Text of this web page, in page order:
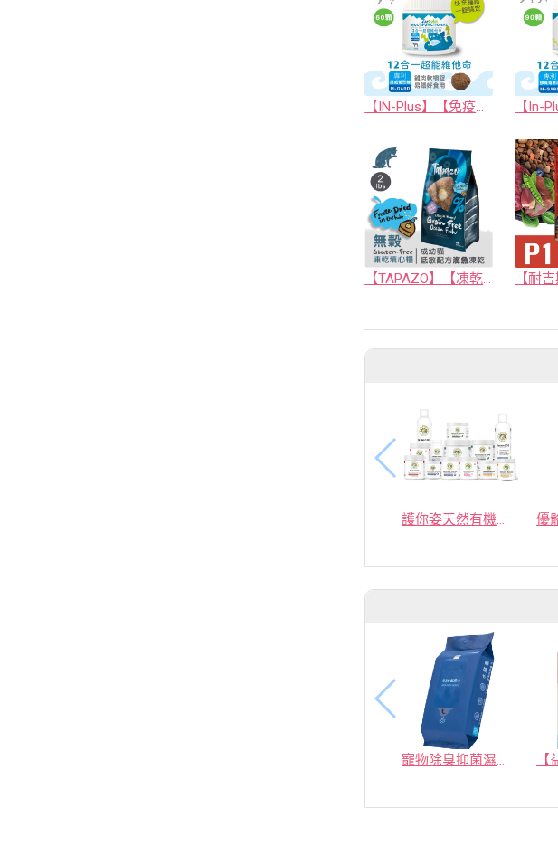
【IN-Plus】【免疫保健】犬用12合1超能維他命 60顆(狗保健品)(軟錠型)
【TAPAZO】【凍乾填心糧】成幼貓無穀海魚配方(單一肉源)
護你姿天然有機寵物保健品
寵物除臭抑菌濕紙巾／30抽／無味【4包100】